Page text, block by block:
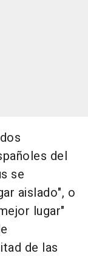
del
se
aislado", o
lugar"
de las